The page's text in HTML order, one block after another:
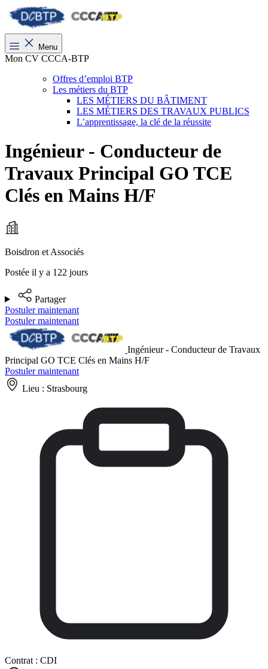
Menu
Mon CV CCCA-BTP
Offres d’emploi BTP
Les métiers du BTP
LES MÉTIERS DU BÂTIMENT
LES MÉTIERS DES TRAVAUX PUBLICS
L’apprentissage, la clé de la réussite
Ingénieur - Conducteur de
Travaux Principal GO TCE
Clés en Mains H/F
Boisdron et Associés
Postée il y a 122 jours
Partager
Postuler maintenant
Postuler maintenant
Ingénieur - Conducteur de Travaux
Principal GO TCE Clés en Mains H/F
Postuler maintenant
Lieu : Strasbourg
Contrat : CDI